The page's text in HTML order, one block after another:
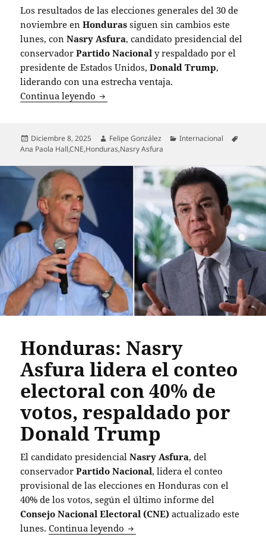
Los resultados de las elecciones generales del 30 de
noviembre enHonduras siguen sin cambios este
lunes, conNasry Asfura, candidato presidencial del
conservadorPartido Nacional y respaldado por el
presidente de Estados Unidos,Donald Trump,
liderando con una estrecha ventaja.
Continua leyendo Resultados de elecciones en
Publicado
el
Diciembre 8, 2025 Autor
Felipe González Categorías
Internacional
Ana Paola Hall,CNE,Honduras,Nasry Asfura
Honduras: Nasry
Asfura lidera el conteo
electoral con 40% de
votos, respaldado por
Donald Trump
El candidato presidencialNasry Asfura, del
conservadorPartido Nacional, lidera el conteo
provisional de las elecciones en Honduras con el
40% de los votos, según el último informe del
Consejo Nacional Electoral (CNE) actualizado este
lunes.Continua leyendo Honduras: Nasry Asfura lidera